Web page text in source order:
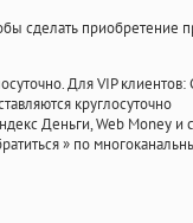
сделать приобретение
Для VIP
круглосуточно
Деньги, Web Money и с
» по